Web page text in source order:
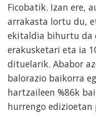
Ficobatik. Izan ere,
arrakasta lortu du,
ekitaldia bihurtu da
erakusketari eta ia
dituelarik. Ababor
balorazio baikorra
hartzaileen %86k
hurrengo